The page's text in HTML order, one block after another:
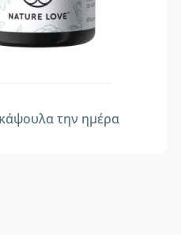
κάψουλα την ημέρα